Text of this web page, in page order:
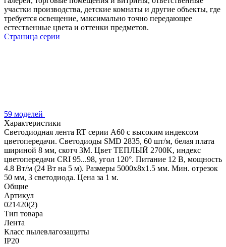
участки производства, детские комнаты и другие объекты, где
требуется освещение, максимально точно передающее
естественные цвета и оттенки предметов.
Страница серии
59 моделей
Характеристики
Светодиодная лента RT серии A60 с высоким индексом
цветопередачи. Светодиоды SMD 2835, 60 шт/м, белая плата
шириной 8 мм, скотч 3М. Цвет ТЕПЛЫЙ 2700K, индекс
цветопередачи CRI 95...98, угол 120°. Питание 12 В, мощность
4.8 Вт/м (24 Вт на 5 м). Размеры 5000х8х1.5 мм. Мин. отрезок
50 мм, 3 светодиода. Цена за 1 м.
Общие
Артикул
021420(2)
Тип товара
Лента
Класс пылевлагозащиты
IP20